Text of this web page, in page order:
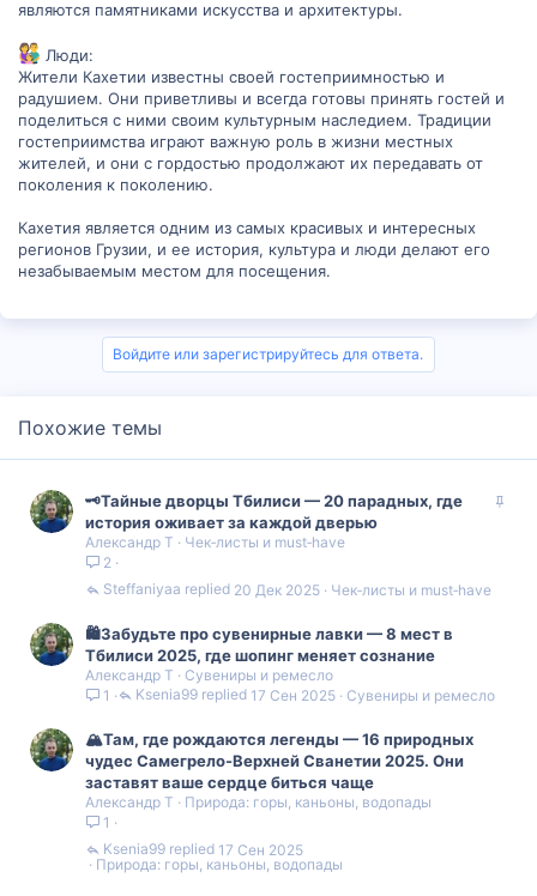
являются памятниками искусства и архитектуры.
Люди:
Жители Кахетии известны своей гостеприимностью и
радушием. Они приветливы и всегда готовы принять гостей и
поделиться с ними своим культурным наследием. Традиции
гостеприимства играют важную роль в жизни местных
жителей, и они с гордостью продолжают их передавать от
поколения к поколению.
Кахетия является одним из самых красивых и интересных
регионов Грузии, и ее история, культура и люди делают его
незабываемым местом для посещения.
Войдите или зарегистрируйтесь для ответа.
Похожие темы
🗝️Тайные дворцы Тбилиси — 20 парадных, где
история оживает за каждой дверью
Александр Т
Чек‑листы и must‑have
2
Чек‑листы и must‑have
20 Дек 2025
Steffaniyaa
🛍️Забудьте про сувенирные лавки — 8 мест в
Тбилиси 2025, где шопинг меняет сознание
Александр Т
Сувениры и ремесло
1
Сувениры и ремесло
17 Сен 2025
Ksenia99
🏔️Там, где рождаются легенды — 16 природных
чудес Самегрело-Верхней Сванетии 2025. Они
заставят ваше сердце биться чаще
Александр Т
Природа: горы, каньоны, водопады
1
Природа: горы, каньоны, водопады
17 Сен 2025
Ksenia99